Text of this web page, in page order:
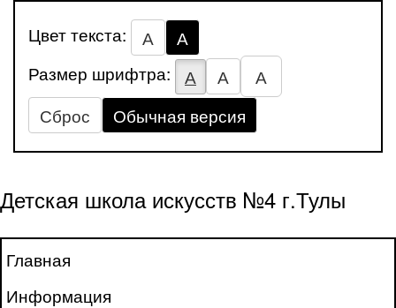
Цвет текста: А
А
Размер шрифтра:
А А
А
Сброс
Обычная версия
Детская школа искусств №4 г.Тулы
Главная
Информация